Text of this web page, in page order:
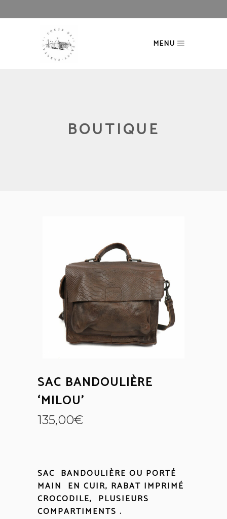
MENU
BOUTIQUE
SAC BANDOULIÈRE
‘MILOU’
135,00€
SAC BANDOULIÈRE OU PORTÉ
MAIN EN CUIR, RABAT IMPRIMÉ
CROCODILE, PLUSIEURS
COMPARTIMENTS .